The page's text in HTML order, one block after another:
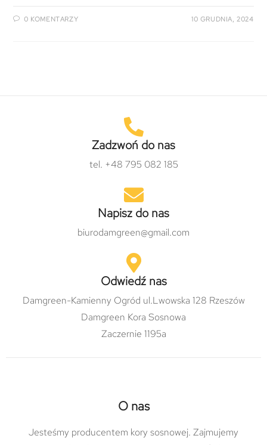
0 KOMENTARZY 10 GRUDNIA, 2024
Zadzwoń do nas
tel. +48 795 082 185
Napisz do nas
biurodamgreen@gmail.com
Odwiedź nas
Damgreen-Kamienny Ogród ul.Lwowska 128 Rzeszów
Damgreen Kora Sosnowa
Zaczernie 1195a
O nas
Jesteśmy producentem kory sosnowej. Zajmujemy